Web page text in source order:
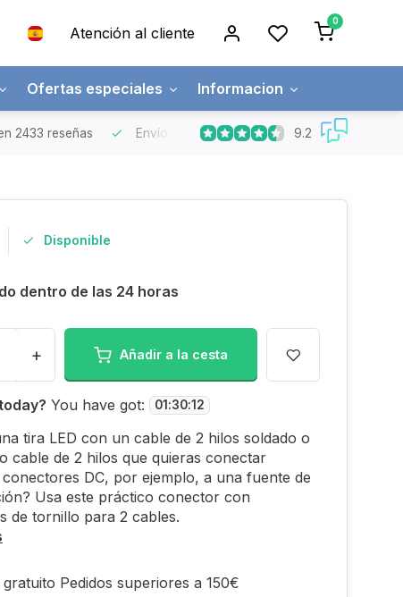
Atención al cliente
0
Ofertas especiales Informacion
2433 reseñas Envío gratuitoPedidos superiores a 150€
9.2
Disponible
dentro de las 24 horas
+ Añadir a la cesta
You have got: 01:30:11
tira LED con un cable de 2 hilos soldado o
cable de 2 hilos que quieras conectar
conectores DC, por ejemplo, a una fuente de
Usa este práctico conector con
de tornillo para 2 cables.
Pedidos superiores a 150€